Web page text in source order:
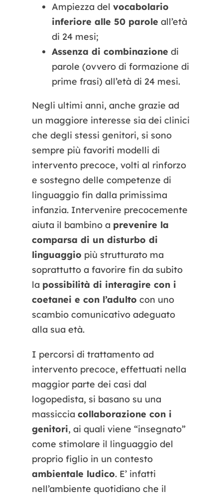
Ampiezza del vocabolario
inferiore alle 50 parole all’età
di 24 mesi;
Assenza di combinazione di
parole (ovvero di formazione di
prime frasi) all’età di 24 mesi.
Negli ultimi anni, anche grazie ad
un maggiore interesse sia dei clinici
che degli stessi genitori, si sono
sempre più favoriti modelli di
intervento precoce, volti al rinforzo
e sostegno delle competenze di
linguaggio fin dalla primissima
infanzia. Intervenire precocemente
aiuta il bambino a prevenire la
comparsa di un disturbo di
linguaggio più strutturato ma
soprattutto a favorire fin da subito
la possibilità di interagire con i
coetanei e con l’adulto con uno
scambio comunicativo adeguato
alla sua età.
I percorsi di trattamento ad
intervento precoce, effettuati nella
maggior parte dei casi dal
logopedista, si basano su una
massiccia collaborazione con i
genitori, ai quali viene “insegnato”
come stimolare il linguaggio del
proprio figlio in un contesto
ambientale ludico. E’ infatti
nell’ambiente quotidiano che il